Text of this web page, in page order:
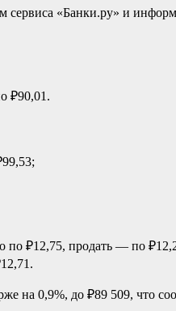
«Банки.ру» и
₽90,01.
по ₽12,75, продать — по
0,9%, до ₽89 509, что